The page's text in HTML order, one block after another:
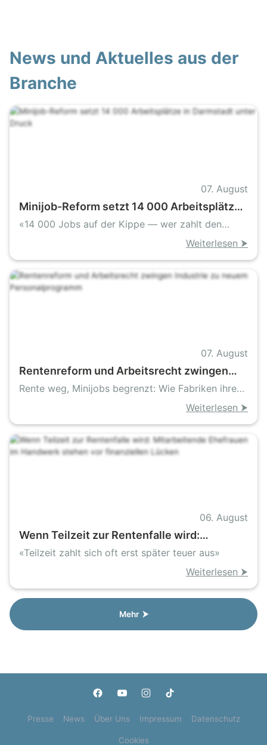
News und Aktuelles aus der
Branche
07. August
Minijob-Reform setzt 14 000 Arbeitsplätze
in Darmstadt unter Druck
«14 000 Jobs auf der Kippe — wer zahlt den
Weiterlesen ⮞
07. August
Rentenreform und Arbeitsrecht zwingen
Industrie zu neuem Personalprogramm
Rente weg, Minijobs begrenzt: Wie Fabriken ihren
Weiterlesen ⮞
06. August
Wenn Teilzeit zur Rentenfalle wird:
Mitarbeitende Ehefrauen im Handwerk
«Teilzeit zahlt sich oft erst später teuer aus»
Weiterlesen ⮞
Mehr ⮞
Presse News Über Uns Impressum Datenschutz
Cookies